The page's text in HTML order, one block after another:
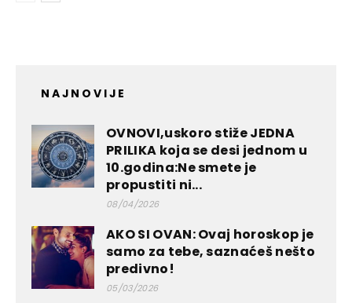
NAJNOVIJE
OVNOVI,uskoro stiže JEDNA
PRILIKA koja se desi jednom u
10.godina:Ne smete je
propustiti ni...
08/04/2026
AKO SI OVAN: Ovaj horoskop je
samo za tebe, saznaćeš nešto
predivno!
05/03/2026